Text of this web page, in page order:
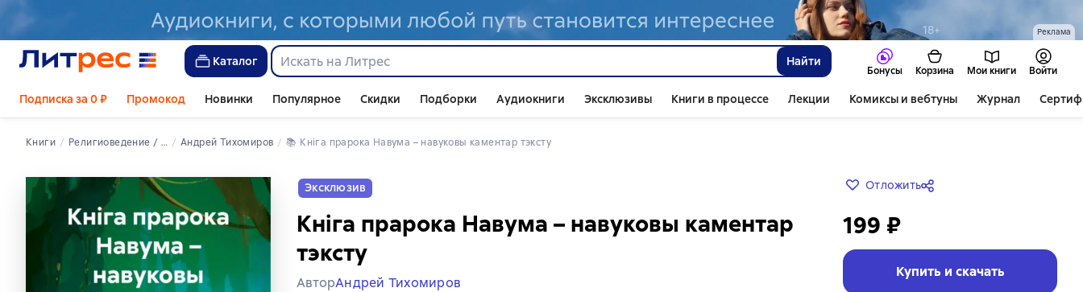
Реклама
Каталог Найти
Бонусы Корзина Мои книги Войти
Подписка за 0 ₽ Промокод Новинки Популярное Скидки Подборки Аудиокниги Эксклюзивы Книги в процессе Лекции Комиксы и вебтуны Журнал
Книги религиоведение / история религий Андрей Тихомиров 📚 Кніга прарока Навума – навуковы каментар тэксту
Эксклюзив
Кніга прарока Навума – навуковы каментар
тэксту
АвторАндрей Тихомиров
Отложить
199 ₽
Купить и скачать